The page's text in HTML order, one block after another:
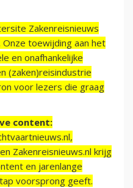
Zakenreisnieuws
toewijding aan het
en onafhankelijke
(zaken)reisindustrie
voor lezers die graag
content:
Zakenreisnieuws.nl krijg
en jarenlange
voorsprong geeft.